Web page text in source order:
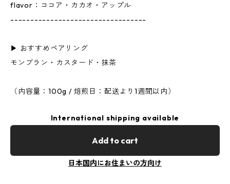
flavor：ココア・カカオ・アップル
----------------------------------
▶︎ おすすめペアリング
モンブラン・カスタード・抹茶
（内容量：100g / 焙煎日：配送より1週間以内）
International shipping available
Add to cart
日本国内にお住まいの方向け